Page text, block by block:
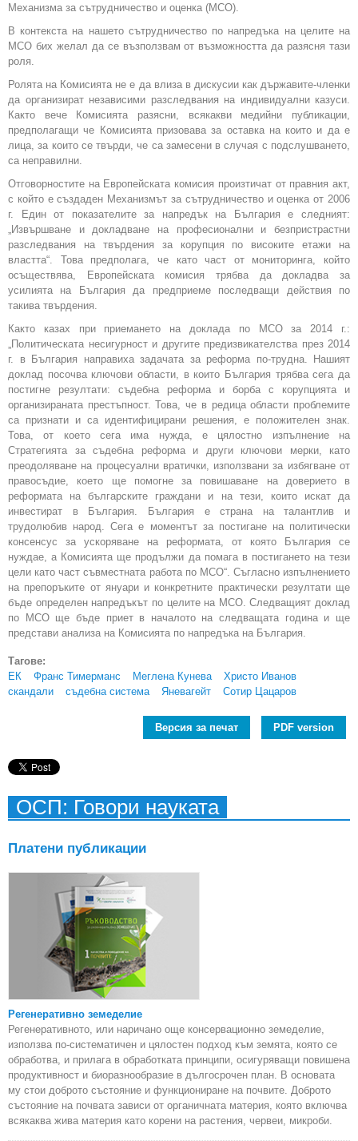
Механизма за сътрудничество и оценка (МСО).
В контекста на нашето сътрудничество по напредъка на целите на
МСО бих желал да се възползвам от възможността да разясня тази
роля.
Ролята на Комисията не е да влиза в дискусии как държавите-членки
да организират независими разследвания на индивидуални казуси.
Както вече Комисията разясни, всякакви медийни публикации,
предполагащи че Комисията призовава за оставка на които и да е
лица, за които се твърди, че са замесени в случая с подслушването,
са неправилни.
Отговорностите на Европейската комисия произтичат от правния акт,
с който е създаден Механизмът за сътрудничество и оценка от 2006
г. Един от показателите за напредък на България е следният:
„Извършване и докладване на професионални и безпристрастни
разследвания на твърдения за корупция по високите етажи на
властта“. Това предполага, че като част от мониторинга, който
осъществява, Европейската комисия трябва да докладва за
усилията на България да предприеме последващи действия по
такива твърдения.
Както казах при приемането на доклада по МСО за 2014 г.:
„Политическата несигурност и другите предизвикателства през 2014
г. в България направиха задачата за реформа по-трудна. Нашият
доклад посочва ключови области, в които България трябва сега да
постигне резултати: съдебна реформа и борба с корупцията и
организираната престъпност. Това, че в редица области проблемите
са признати и са идентифицирани решения, е положителен знак.
Това, от което сега има нужда, е цялостно изпълнение на
Стратегията за съдебна реформа и други ключови мерки, като
преодоляване на процесуални вратички, използвани за избягване от
правосъдие, което ще помогне за повишаване на доверието в
реформата на българските граждани и на тези, които искат да
инвестират в България. България е страна на талантлив и
трудолюбив народ. Сега е моментът за постигане на политически
консенсус за ускоряване на реформата, от която България се
нуждае, а Комисията ще продължи да помага в постигането на тези
цели като част съвместната работа по МСО“. Съгласно изпълнението
на препоръките от януари и конкретните практически резултати ще
бъде определен напредъкът по целите на МСО. Следващият доклад
по МСО ще бъде приет в началото на следващата година и ще
представи анализа на Комисията по напредъка на България.
Тагове:
ЕК
Франс Тимерманс Меглена Кунева
Христо Иванов
скандали
съдебна система Яневагейт Сотир Цацаров
Версия за печат PDF version
ОСП: Говори науката
Платени публикации
Регенеративно земеделие
Регенеративното, или наричано още консервационно земеделие,
използва по-систематичен и цялостен подход към земята, която се
обработва, и прилага в обработката принципи, осигуряващи повишена
продуктивност и биоразнообразие в дългосрочен план. В основата
му стои доброто състояние и функциониране на почвите. Доброто
състояние на почвата зависи от органичната материя, която включва
всякаква жива материя като корени на растения, червеи, микроби.